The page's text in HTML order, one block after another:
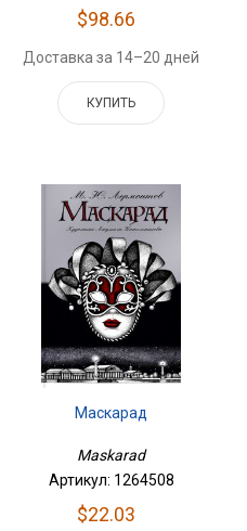
$98.66
Доставка за 14–20 дней
КУПИТЬ
Маскарад
Maskarad
Артикул: 1264508
$22.03